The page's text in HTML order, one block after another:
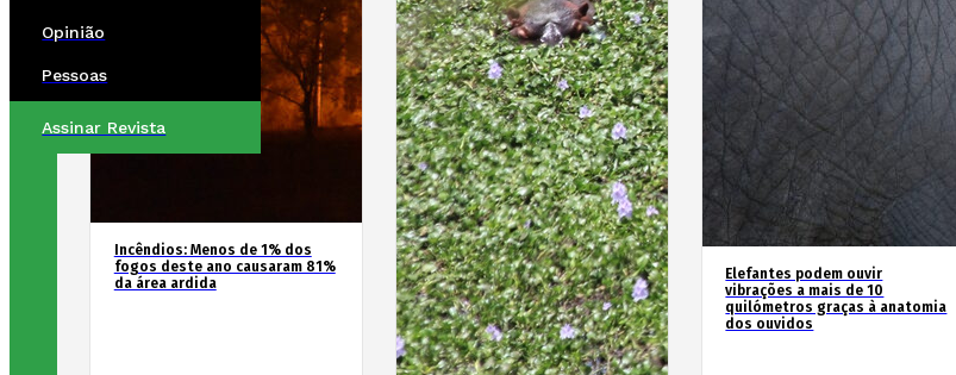
Opinião
Pessoas
Assinar Revista
Incêndios: Menos de 1% dos
fogos deste ano causaram 81%
da área ardida
Elefantes podem ouvir
vibrações a mais de 10
quilómetros graças à anatomia
dos ouvidos